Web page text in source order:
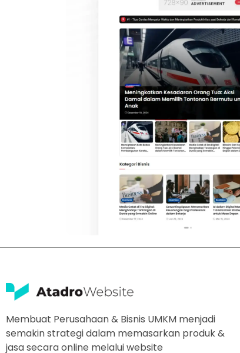
Membuat Perusahaan & Bisnis UMKM menjadi
semakin strategi dalam memasarkan produk &
jasa secara online melalui website